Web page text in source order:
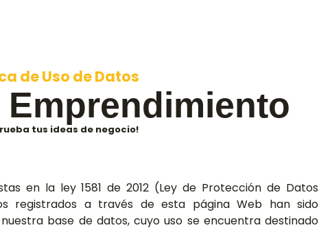
de Uso de Datos
Emprendimiento
tus ideas de negocio!
en la ley 1581 de 2012 (Ley de Protección de Datos
registrados a través de esta página Web han sido
base de datos, cuyo uso se encuentra destinado